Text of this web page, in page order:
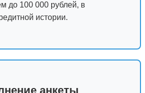
до 100 000 рублей, в
истории.
анкеты